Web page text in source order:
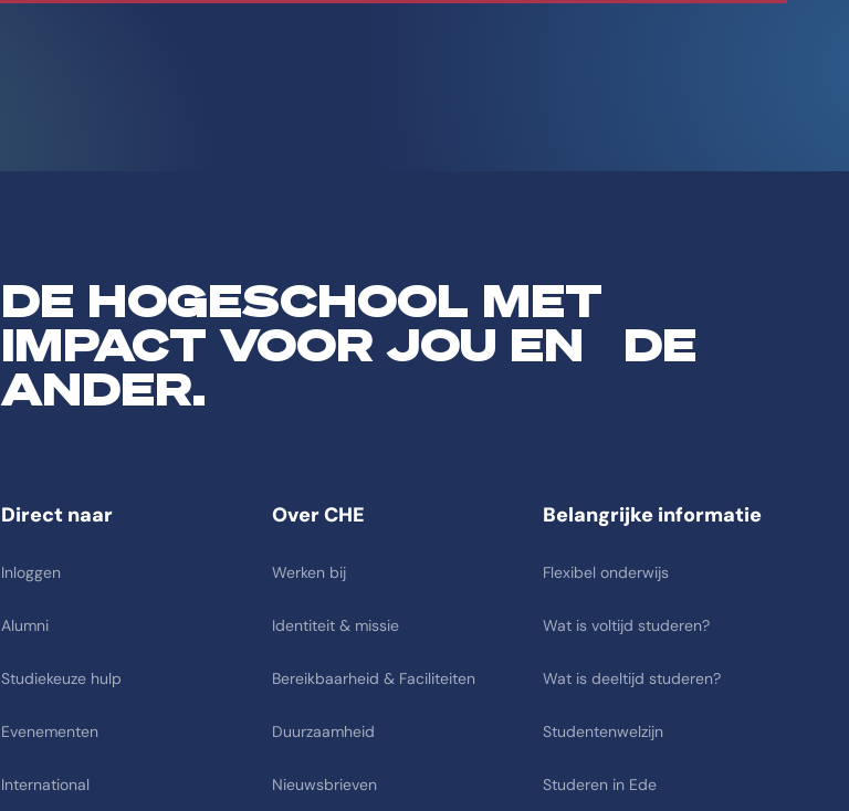
DE HOGESCHOOL MET
IMPACT VOOR JOU EN DE
ANDER.
Direct naar
Inloggen
Alumni
Studiekeuze hulp
Evenementen
International
Over CHE
Werken bij
Identiteit & missie
Bereikbaarheid & Faciliteiten
Duurzaamheid
Nieuwsbrieven
Belangrijke informatie
Flexibel onderwijs
Wat is voltijd studeren?
Wat is deeltijd studeren?
Studentenwelzijn
Studeren in Ede